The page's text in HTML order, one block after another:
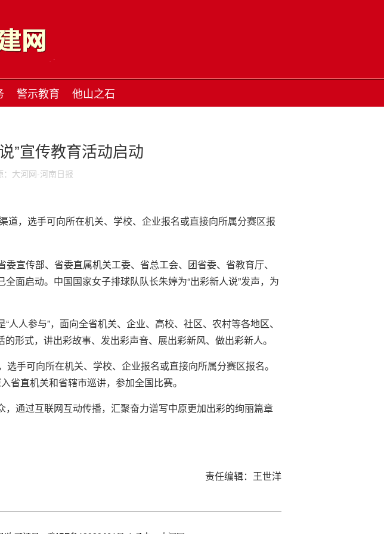
警示教育 他山之石
”宣传教育活动启动
：大河网-河南日报
，选手可向所在机关、学校、企业报名或直接向所属分赛区报
宣传部、省委直属机关工委、省总工会、团省委、省教育厅、
面启动。中国国家女子排球队队长朱婷为“出彩新人说”发声，为
人参与”，面向全省机关、企业、高校、社区、农村等各地区、
形式，讲出彩故事、发出彩声音、展出彩新风、做出彩新人。
手可向所在机关、学校、企业报名或直接向所属分赛区报名。
省直机关和省辖市巡讲，参加全国比赛。
通过互联网互动传播，汇聚奋力谱写中原更加出彩的绚丽篇章
责任编辑：王世洋